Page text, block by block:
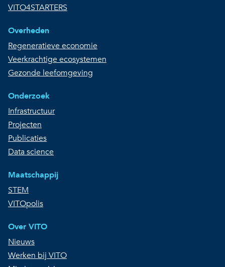
VITO4STARTERS
Overheden
Regeneratieve economie
Veerkrachtige ecosystemen
Gezonde leefomgeving
Onderzoek
Infrastructuur
Projecten
Publicaties
Data science
Maatschappij
STEM
VITOpolis
Over VITO
Nieuws
Werken bij VITO